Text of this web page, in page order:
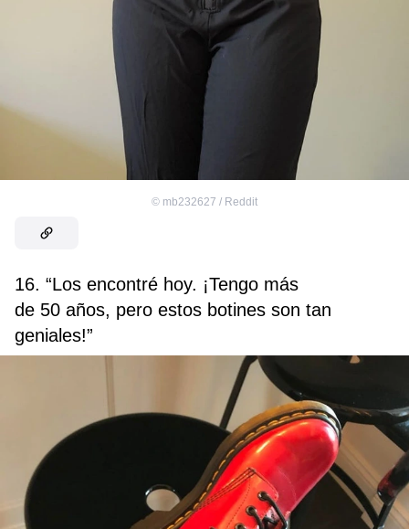
© mb232627 / Reddit
16. “Los encontré hoy. ¡Tengo más
de 50 años, pero estos botines son tan
geniales!”